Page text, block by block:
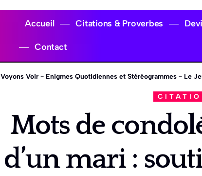
Accueil Citations & Proverbes
Contact
Voyons Voir - Enigmes Quotidiennes et Stéréogrammes - Le
Mots de
d’un mari :